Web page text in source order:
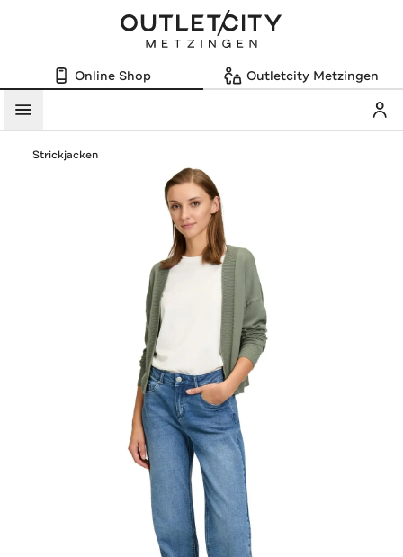
Online Shop Outletcity Metzingen
Menü
Strickjacken